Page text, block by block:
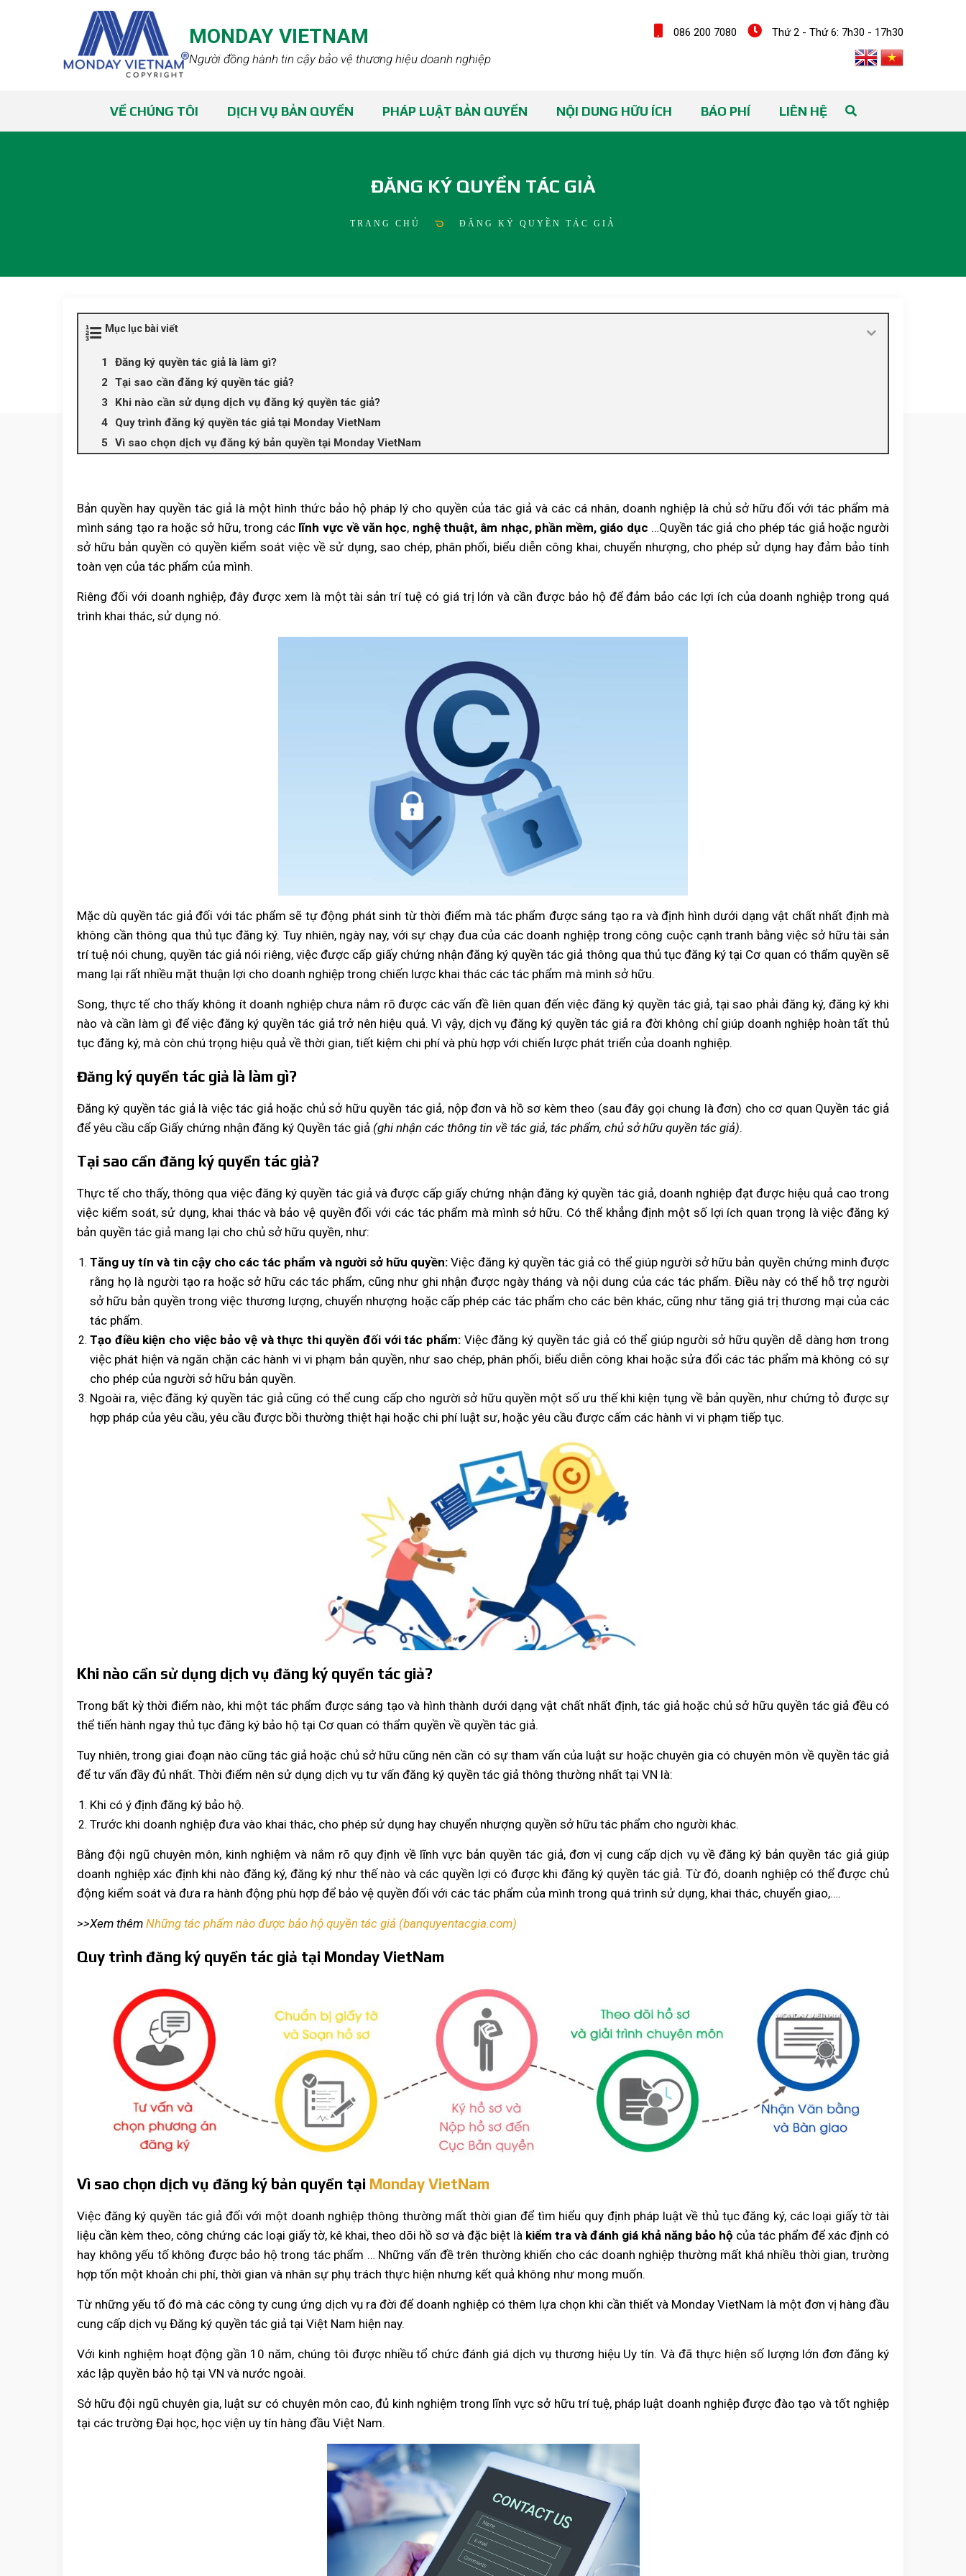
MONDAY VIETNAM
Người đồng hành tin cậy bảo vệ thương hiệu doanh nghiệp
086 200 7080 Thứ 2 - Thứ 6: 7h30 - 17h30
VỀ CHÚNG TÔI DỊCH VỤ BẢN QUYỀN PHÁP LUẬT BẢN QUYỀN NỘI DUNG HỮU ÍCH BÁO PHÍ LIÊN HỆ
ĐĂNG KÝ QUYỀN TÁC GIẢ
TRANG CHỦ ĐĂNG KÝ QUYỀN TÁC GIẢ
Mục lục bài viết
Đăng ký quyền tác giả là làm gì?
Tại sao cần đăng ký quyền tác giả?
Khi nào cần sử dụng dịch vụ đăng ký quyền tác giả?
Quy trình đăng ký quyền tác giả tại Monday VietNam
Vì sao chọn dịch vụ đăng ký bản quyền tại Monday VietNam
Bản quyền hay quyền tác giả là một hình thức bảo hộ pháp lý cho quyền của tác giả và các cá nhân, doanh nghiệp là chủ sở hữu đối với tác phẩm mà
mình sáng tạo ra hoặc sở hữu, trong các lĩnh vực về văn học, nghệ thuật, âm nhạc, phần mềm, giáo dục …Quyền tác giả cho phép tác giả hoặc người
sở hữu bản quyền có quyền kiểm soát việc về sử dụng, sao chép, phân phối, biểu diễn công khai, chuyển nhượng, cho phép sử dụng hay đảm bảo tính
toàn vẹn của tác phẩm của mình.
Riêng đối với doanh nghiệp, đây được xem là một tài sản trí tuệ có giá trị lớn và cần được bảo hộ để đảm bảo các lợi ích của doanh nghiệp trong quá
trình khai thác, sử dụng nó.
Mặc dù quyền tác giả đối với tác phẩm sẽ tự động phát sinh từ thời điểm mà tác phẩm được sáng tạo ra và định hình dưới dạng vật chất nhất định mà
không cần thông qua thủ tục đăng ký. Tuy nhiên, ngày nay, với sự chạy đua của các doanh nghiệp trong công cuộc cạnh tranh bằng việc sở hữu tài sản
trí tuệ nói chung, quyền tác giả nói riêng, việc được cấp giấy chứng nhận đăng ký quyền tác giả thông qua thủ tục đăng ký tại Cơ quan có thẩm quyền sẽ
mang lại rất nhiều mặt thuận lợi cho doanh nghiệp trong chiến lược khai thác các tác phẩm mà mình sở hữu.
Song, thực tế cho thấy không ít doanh nghiệp chưa nắm rõ được các vấn đề liên quan đến việc đăng ký quyền tác giả, tại sao phải đăng ký, đăng ký khi
nào và cần làm gì để việc đăng ký quyền tác giả trở nên hiệu quả. Vì vậy, dịch vụ đăng ký quyền tác giả ra đời không chỉ giúp doanh nghiệp hoàn tất thủ
tục đăng ký, mà còn chú trọng hiệu quả về thời gian, tiết kiệm chi phí và phù hợp với chiến lược phát triển của doanh nghiệp.
Đăng ký quyền tác giả là làm gì?
Đăng ký quyền tác giả là việc tác giả hoặc chủ sở hữu quyền tác giả, nộp đơn và hồ sơ kèm theo (sau đây gọi chung là đơn) cho cơ quan Quyền tác giả
để yêu cầu cấp Giấy chứng nhận đăng ký Quyền tác giả (ghi nhận các thông tin về tác giả, tác phẩm, chủ sở hữu quyền tác giả).
Tại sao cần đăng ký quyền tác giả?
Thực tế cho thấy, thông qua việc đăng ký quyền tác giả và được cấp giấy chứng nhận đăng ký quyền tác giả, doanh nghiệp đạt được hiệu quả cao trong
việc kiểm soát, sử dụng, khai thác và bảo vệ quyền đối với các tác phẩm mà mình sở hữu. Có thể khẳng định một số lợi ích quan trọng là việc đăng ký
bản quyền tác giả mang lại cho chủ sở hữu quyền, như:
Tăng uy tín và tin cậy cho các tác phẩm và người sở hữu quyền: Việc đăng ký quyền tác giả có thể giúp người sở hữu bản quyền chứng minh được
rằng họ là người tạo ra hoặc sở hữu các tác phẩm, cũng như ghi nhận được ngày tháng và nội dung của các tác phẩm. Điều này có thể hỗ trợ người
sở hữu bản quyền trong việc thương lượng, chuyển nhượng hoặc cấp phép các tác phẩm cho các bên khác, cũng như tăng giá trị thương mại của các
tác phẩm.
Tạo điều kiện cho việc bảo vệ và thực thi quyền đối với tác phẩm: Việc đăng ký quyền tác giả có thể giúp người sở hữu quyền dễ dàng hơn trong
việc phát hiện và ngăn chặn các hành vi vi phạm bản quyền, như sao chép, phân phối, biểu diễn công khai hoặc sửa đổi các tác phẩm mà không có sự
cho phép của người sở hữu bản quyền.
Ngoài ra, việc đăng ký quyền tác giả cũng có thể cung cấp cho người sở hữu quyền một số ưu thế khi kiện tụng về bản quyền, như chứng tỏ được sự
hợp pháp của yêu cầu, yêu cầu được bồi thường thiệt hại hoặc chi phí luật sư, hoặc yêu cầu được cấm các hành vi vi phạm tiếp tục.
Khi nào cần sử dụng dịch vụ đăng ký quyền tác giả?
Trong bất kỳ thời điểm nào, khi một tác phẩm được sáng tạo và hình thành dưới dạng vật chất nhất định, tác giả hoặc chủ sở hữu quyền tác giả đều có
thể tiến hành ngay thủ tục đăng ký bảo hộ tại Cơ quan có thẩm quyền về quyền tác giả.
Tuy nhiên, trong giai đoạn nào cũng tác giả hoặc chủ sở hữu cũng nên cần có sự tham vấn của luật sư hoặc chuyên gia có chuyên môn về quyền tác giả
để tư vấn đầy đủ nhất. Thời điểm nên sử dụng dịch vụ tư vấn đăng ký quyền tác giả thông thường nhất tại VN là:
Khi có ý định đăng ký bảo hộ.
Trước khi doanh nghiệp đưa vào khai thác, cho phép sử dụng hay chuyển nhượng quyền sở hữu tác phẩm cho người khác.
Bằng đội ngũ chuyên môn, kinh nghiệm và nắm rõ quy định về lĩnh vực bản quyền tác giả, đơn vị cung cấp dịch vụ về đăng ký bản quyền tác giả giúp
doanh nghiệp xác định khi nào đăng ký, đăng ký như thế nào và các quyền lợi có được khi đăng ký quyền tác giả. Từ đó, doanh nghiệp có thể được chủ
động kiểm soát và đưa ra hành động phù hợp để bảo vệ quyền đối với các tác phẩm của mình trong quá trình sử dụng, khai thác, chuyển giao,….
>>Xem thêm Những tác phẩm nào được bảo hộ quyền tác giả (banquyentacgia.com)
Quy trình đăng ký quyền tác giả tại Monday VietNam
Vì sao chọn dịch vụ đăng ký bản quyền tại Monday VietNam
Việc đăng ký quyền tác giả đối với một doanh nghiệp thông thường mất thời gian để tìm hiểu quy định pháp luật về thủ tục đăng ký, các loại giấy tờ tài
liệu cần kèm theo, công chứng các loại giấy tờ, kê khai, theo dõi hồ sơ và đặc biệt là kiểm tra và đánh giá khả năng bảo hộ của tác phẩm để xác định có
hay không yếu tố không được bảo hộ trong tác phẩm … Những vấn đề trên thường khiến cho các doanh nghiệp thường mất khá nhiều thời gian, trường
hợp tốn một khoản chi phí, thời gian và nhân sự phụ trách thực hiện nhưng kết quả không như mong muốn.
Từ những yếu tố đó mà các công ty cung ứng dịch vụ ra đời để doanh nghiệp có thêm lựa chọn khi cần thiết và Monday VietNam là một đơn vị hàng đầu
cung cấp dịch vụ Đăng ký quyền tác giả tại Việt Nam hiện nay.
Với kinh nghiệm hoạt động gần 10 năm, chúng tôi được nhiều tổ chức đánh giá dịch vụ thương hiệu Uy tín. Và đã thực hiện số lượng lớn đơn đăng ký
xác lập quyền bảo hộ tại VN và nước ngoài.
Sở hữu đội ngũ chuyên gia, luật sư có chuyên môn cao, đủ kinh nghiệm trong lĩnh vực sở hữu trí tuệ, pháp luật doanh nghiệp được đào tạo và tốt nghiệp
tại các trường Đại học, học viện uy tín hàng đầu Việt Nam.